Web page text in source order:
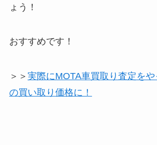
ょう！
おすすめです！
＞＞ 実際にMOTA車買取り査定をや
の買い取り価格に！